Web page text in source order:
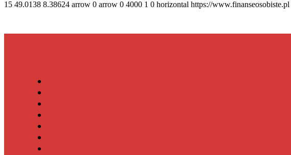
15 49.0138 8.38624 arrow 0 arrow 0 4000 1 0 horizontal https://www.finanseosobiste.pl